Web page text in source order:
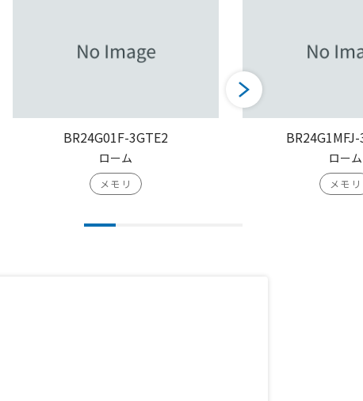
BR24G01F-3GTE2
ローム
メモリ
ローム
メモリ